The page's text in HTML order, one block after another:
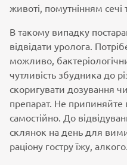
животі, помутнінням сечі
В такому випадку
відвідати уролога.
можливо,
чутливість збудника до
скоригувати дозування
препарат. Не припиняйте
самостійно. До
склянок на день для
раціону гостру їжу,